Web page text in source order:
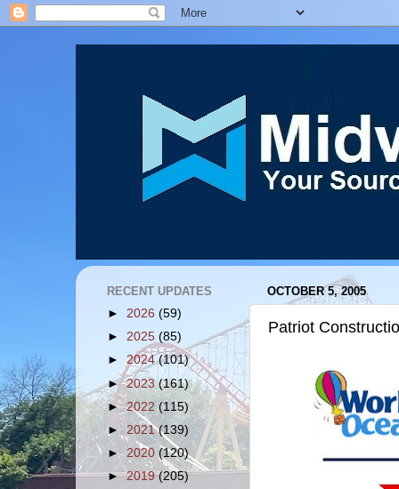
OCTOBER 5, 2005
Patriot
RECENT UPDATES
► 2026 (59)
► 2025 (85)
► 2024(101)
►2023(161)
►2022(115)
► 2021(139)
► 2020 (120)
►2019(205)